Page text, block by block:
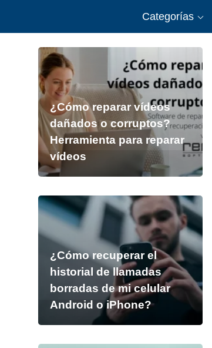
Categorías
¿Cómo reparar vídeos
dañados o corruptos?
Herramienta para reparar
vídeos
¿Cómo recuperar el
historial de llamadas
borradas de mi celular
Android o iPhone?